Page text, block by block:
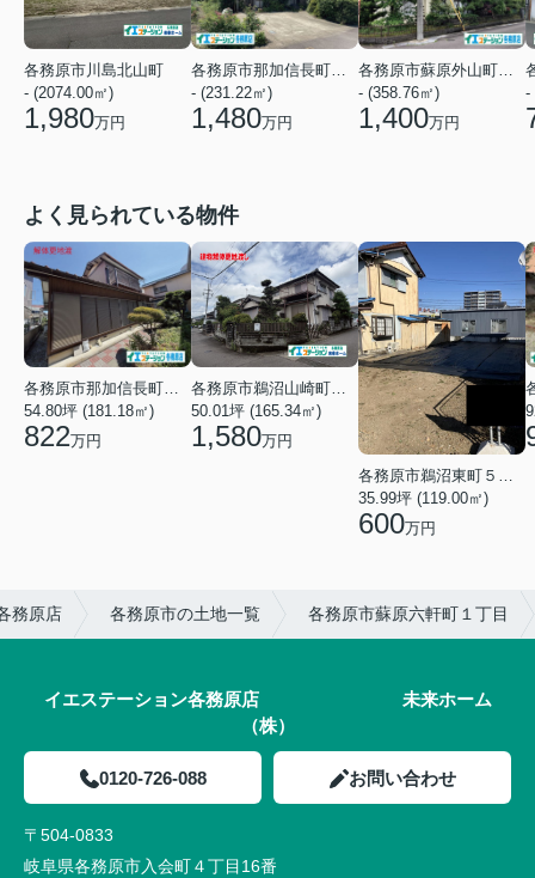
各務原市川島北山町
- (2074.00㎡)
1,980万円
各務原市那加信長町２丁目
- (231.22㎡)
1,480万円
各務原市蘇原外山町２丁目
- (358.76㎡)
1,400万円
-
よく見られている物件
各務原市那加信長町３丁目
54.80坪 (181.18㎡)
822万円
各務原市鵜沼山崎町３丁目
50.01坪 (165.34㎡)
1,580万円
各務原市鵜沼東町５丁目
35.99坪 (119.00㎡)
600万円
務原店 各務原市の土地一覧 各務原市蘇原六軒町１丁目
イエステーション各務原店 未来ホーム
（株）
0120-726-088 お問い合わせ
〒504-0833
岐阜県各務原市入会町４丁目16番